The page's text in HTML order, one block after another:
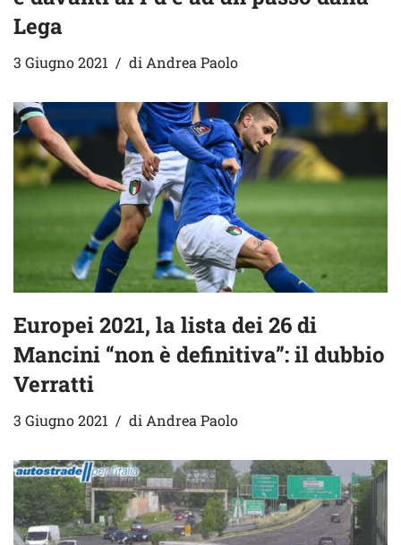
Lega
3 Giugno 2021 di Andrea Paolo
Europei 2021, la lista dei 26 di
Mancini “non è definitiva”: il dubbio
Verratti
3 Giugno 2021 di Andrea Paolo